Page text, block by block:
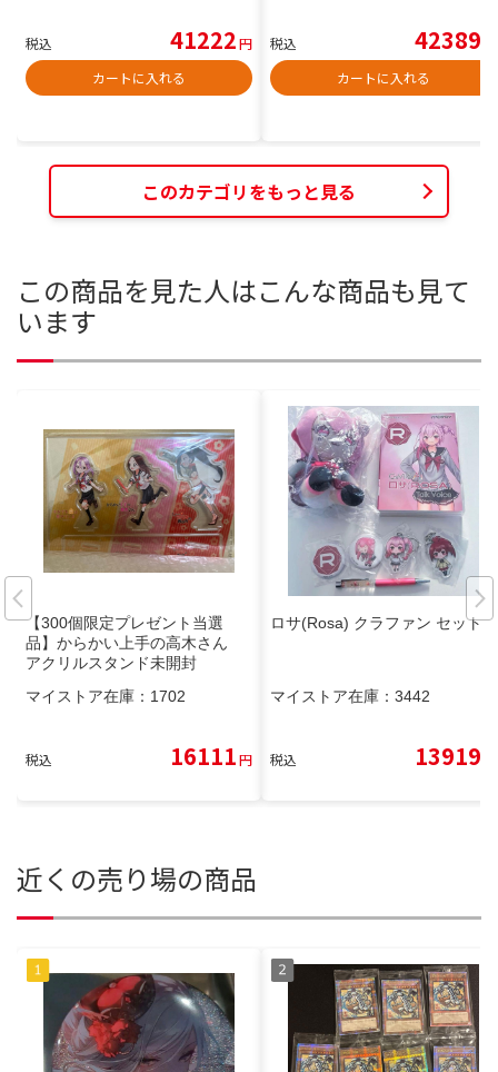
税込 41222円
カートに入れる
税込 42389
カートに入れる
このカテゴリをもっと見る
この商品を見た人はこんな商品も見て
います
【300個限定プレゼント当選
品】からかい上手の高木さん
アクリルスタンド未開封
マイストア在庫： 1702
税込 16111円
ロサ(Rosa) クラファン セット
マイストア在庫： 3442
税込 13919
近くの売り場の商品